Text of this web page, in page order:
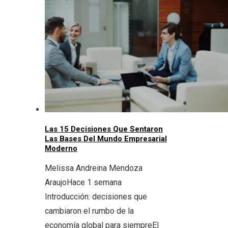
Las 15 Decisiones Que Sentaron
Las Bases Del Mundo Empresarial
Moderno
Melissa Andreina Mendoza
Araujo Hace 1 semana
Introducción: decisiones que
cambiaron el rumbo de la
economía global para siempreEl